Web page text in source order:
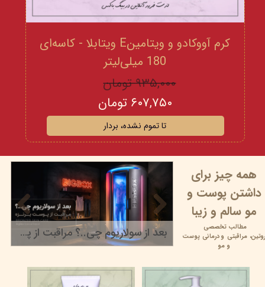
کرم آووکادو و ویتامینE ویتابلا - کاسه‌ای
180 میلی‌لیتر
۹۳۵,۰۰۰ تومان
۶۰۷,۷۵۰ تومان
تا تموم نشده، بردار
بعد از سولاریوم چی..؟ مراقبت از پوست برنزه
همه چیز برای
داشتن پوست و
مو سالم و زیبا
مطالب تخصصی
روتین،مراقبتی ودرمانی پوست
و مو